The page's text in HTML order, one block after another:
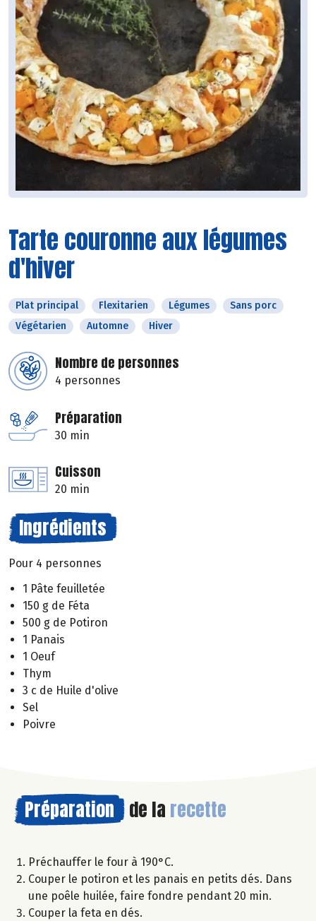
Tarte couronne aux légumes
d'hiver
Plat principal Flexitarien Légumes
Sans porc
Végétarien
Automne Hiver
Nombre de personnes
4 personnes
Préparation
30 min
Cuisson
20 min
Ingrédients
Pour 4 personnes
1 Pâte feuilletée
150 g de Féta
500 g de Potiron
1 Panais
1 Oeuf
Thym
3 c de Huile d'olive
Sel
Poivre
Préparation de la recette
Préchauffer le four à 190°C.
Couper le potiron et les panais en petits dés. Dans
une poêle huilée, faire fondre pendant 20 min.
Couper la feta en dés.